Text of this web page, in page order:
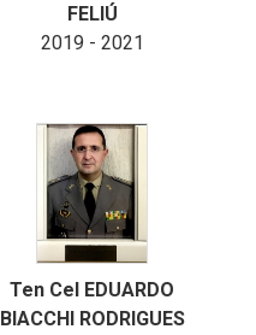
FELIÚ
2019 - 2021
Ten Cel EDUARDO
BIACCHI RODRIGUES